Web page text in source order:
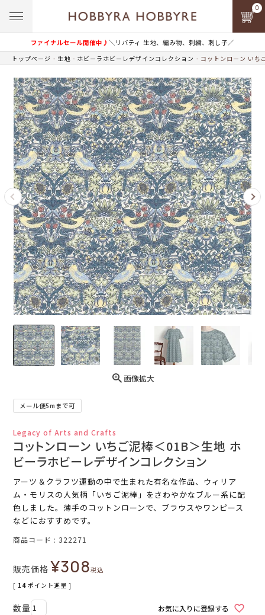
ファイナルセール開催中♪＼リバティ 生地、編み物、刺繍、刺し子／
0
トップページ 生地 ホビーラホビーレデザインコレクション コットンローン いち
画像拡大
メール便5mまで可
Legacy of Arts and Crafts
コットンローン いちご泥棒＜01B＞生地 ホ
ビーラホビーレデザインコレクション
アーツ＆クラフツ運動の中で生まれた有名な作品、ウィリア
ム・モリスの人気柄「いちご泥棒」をさわやかなブルー系に配
色しました。薄手のコットンローンで、ブラウスやワンピース
などにおすすめです。
商品コード 322271
販売価格 ¥308税込
[ 14 ポイント進呈 ]
お気に入りに登録する